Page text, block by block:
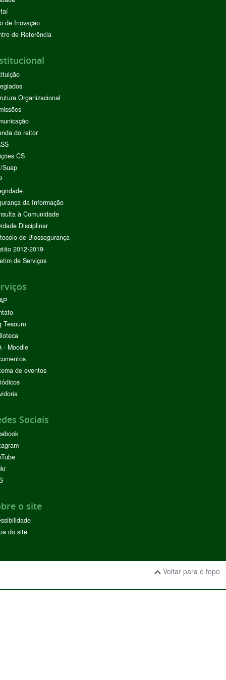
de Inovação
de Referência
Organizacional
do reitor
CS
Suap
da Informação
à Comunidade
Disciplinar
de Biossegurança
2012-2019
de Serviços
Tesouro
- Moodle
de eventos
Sociais
o site
do site
Voltar para o topo